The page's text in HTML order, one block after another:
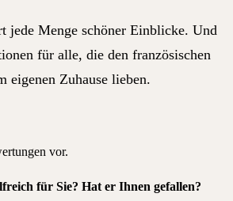
jede Menge schöner Einblicke. Und
für alle, die den französischen
eigenen Zuhause lieben.
vor.
für Sie? Hat er Ihnen gefallen?